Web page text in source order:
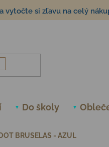
vytočte si zľavu na celý
Do školy
BRUSELAS - AZUL